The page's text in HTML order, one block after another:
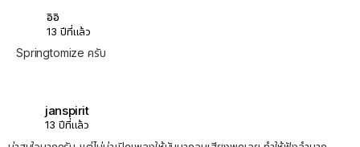
อิอิ
13 ปีที่แล้ว
Springtomize ครับ
janspirit
13 ปีที่แล้ว